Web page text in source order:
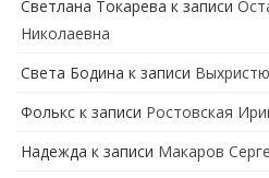
Cветлана Токарева к записи
Николаевна
Света Бодина к записи
Фолькс к записи Ростовская
Надежда к записи Макаров